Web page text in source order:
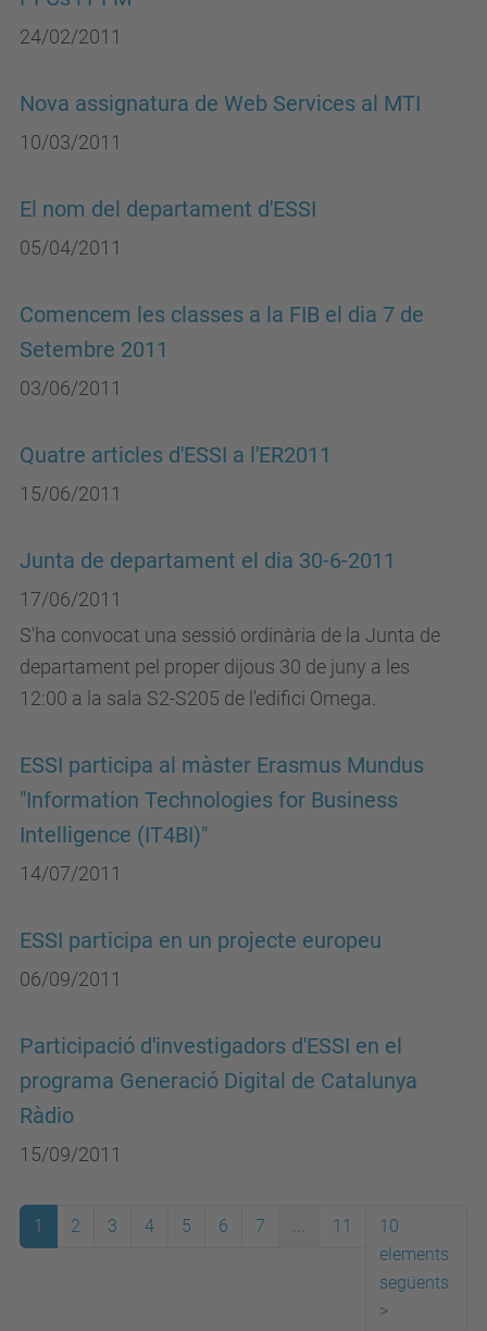
24/02/2011
Nova assignatura de Web Services al MTI
10/03/2011
El nom del departament d'ESSI
05/04/2011
Comencem les classes a la FIB el dia 7 de
Setembre 2011
03/06/2011
Quatre articles d'ESSI a l'ER2011
15/06/2011
Junta de departament el dia 30-6-2011
17/06/2011
S'ha convocat una sessió ordinària de la Junta de
departament pel proper dijous 30 de juny a les
12:00 a la sala S2-S205 de l'edifici Omega.
ESSI participa al màster Erasmus Mundus
"Information Technologies for Business
Intelligence (IT4BI)"
14/07/2011
ESSI participa en un projecte europeu
06/09/2011
Participació d'investigadors d'ESSI en el
programa Generació Digital de Catalunya
Ràdio
15/09/2011
1 2 3 4 5 6 7 ... 11
10
elements
següents
>